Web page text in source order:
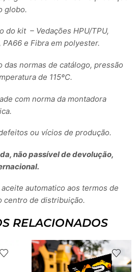
globo.
do kit – Vedações HPU/TPU,
PA66 e Fibra em polyester.
normas de catálogo, pressão
de 115ºC.
com norma da montadora
ou vícios de produção.
não passível de devolução,
automatico aos termos de
centro de distribuição.
RELACIONADOS